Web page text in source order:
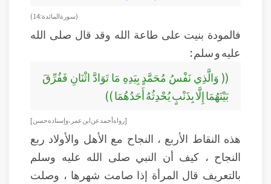
( سورة المائدة : 14)
فالمودة بنيت على طاعة الله وقد قال صلى الله
عليه و سلم :
(( وَالَّذِي نَفْسُ مُحَمَّدٍ بِيَدِهِ مَا تَوَادَّ اثْنَانِ فَفُرِّقَ
بَيْنَهُمَا إِلَّا بِذَنْبٍ يُحْدِثُهُ أَحَدُهُمَا ))
[رواه أحمد عن ابن عمر ، وإسناده حسن]
هذه النقاط الأربع ، النجاح مع الأهل والأولاد ربع
النجاح ، كيف أن النبي صلى الله عليه وسلم
بالتعريف قال المرأة إذا صامت شهرها ، وصلت